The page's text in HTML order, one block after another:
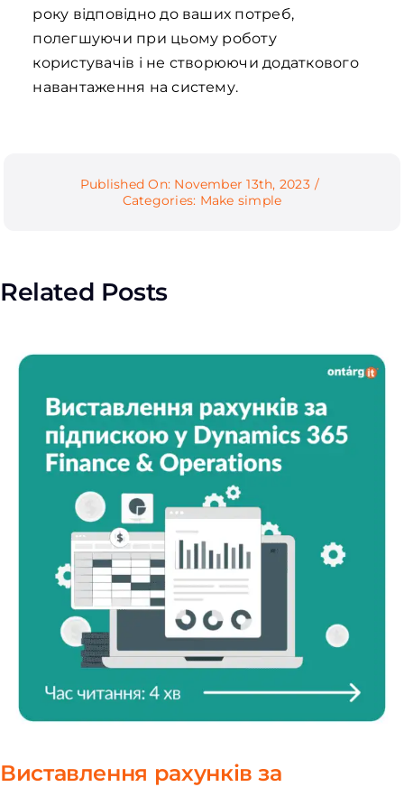
року відповідно до ваших потреб,
полегшуючи при цьому роботу
користувачів і не створюючи додаткового
навантаження на систему.
Published On: November 13th, 2023 /
Categories: Make simple
Related Posts
Виставлення рахунків за